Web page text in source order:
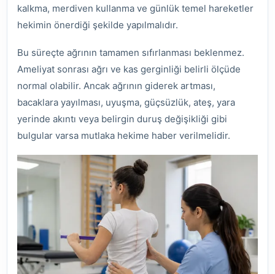
kalkma, merdiven kullanma ve günlük temel hareketler
hekimin önerdiği şekilde yapılmalıdır.
Bu süreçte ağrının tamamen sıfırlanması beklenmez.
Ameliyat sonrası ağrı ve kas gerginliği belirli ölçüde
normal olabilir. Ancak ağrının giderek artması,
bacaklara yayılması, uyuşma, güçsüzlük, ateş, yara
yerinde akıntı veya belirgin duruş değişikliği gibi
bulgular varsa mutlaka hekime haber verilmelidir.